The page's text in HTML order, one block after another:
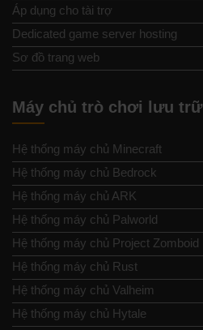
Áp dụng cho tài trợ
Dedicated game server hosting
Sơ đồ trang web
Máy chủ trò chơi lưu trữ
Hệ thống máy chủ Minecraft
Hệ thống máy chủ Bedrock
Hệ thống máy chủ ARK
Hệ thống máy chủ Palworld
Hệ thống máy chủ Project Zomboid
Hệ thống máy chủ Rust
Hệ thống máy chủ Valheim
Hệ thống máy chủ Hytale